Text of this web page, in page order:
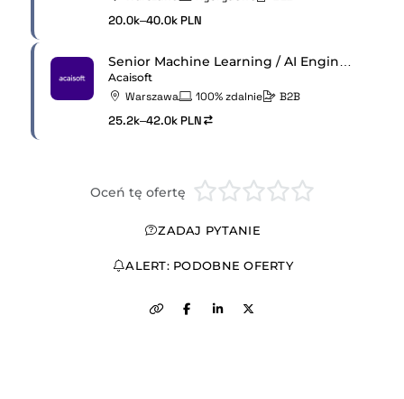
20.0k–40.0k PLN
Senior Machine Learning / AI Engineer (RL)
Acaisoft
Warszawa 100% zdalnie B2B
25.2k–42.0k PLN
Oceń tę ofertę
ZADAJ PYTANIE
ALERT: PODOBNE OFERTY